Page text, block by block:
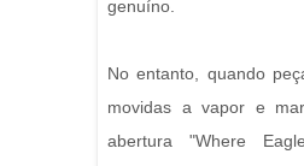
genuíno.
No entanto, quando
movidas a vapor e
abertura "Where